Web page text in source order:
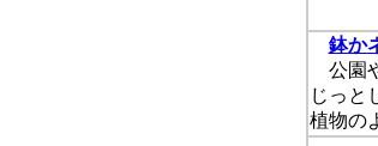
鉢か
公園
じっと
植物の